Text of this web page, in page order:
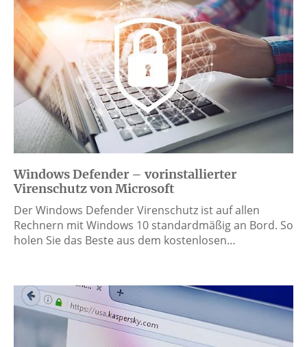
Windows Defender – vorinstallierter
Virenschutz von Microsoft
Der Windows Defender Virenschutz ist auf allen
Rechnern mit Windows 10 standardmäßig an Bord. So
holen Sie das Beste aus dem kostenlosen…